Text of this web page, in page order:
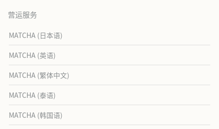
营运服务
MATCHA (日本语)
MATCHA (英语)
MATCHA (繁体中文)
MATCHA (泰语)
MATCHA (韩国语)